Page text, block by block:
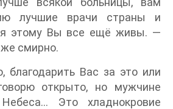
лучшие врачи страны и
этому Вы все ещё живы. —
же смирно.
Вас за это или
открыто, но мужчине
Это хладнокровие